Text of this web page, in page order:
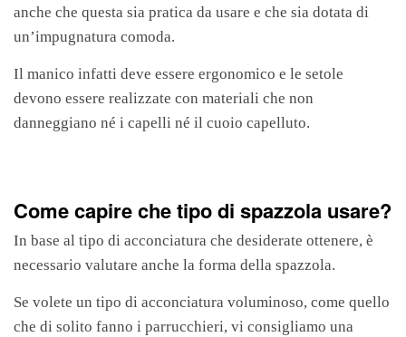
anche che questa sia pratica da usare e che sia dotata di
un’impugnatura comoda.
Il manico infatti deve essere ergonomico e le setole
devono essere realizzate con materiali che non
danneggiano né i capelli né il cuoio capelluto.
Come capire che tipo di spazzola usare?
In base al tipo di acconciatura che desiderate ottenere, è
necessario valutare anche la forma della spazzola.
Se volete un tipo di acconciatura voluminoso, come quello
che di solito fanno i parrucchieri, vi consigliamo una